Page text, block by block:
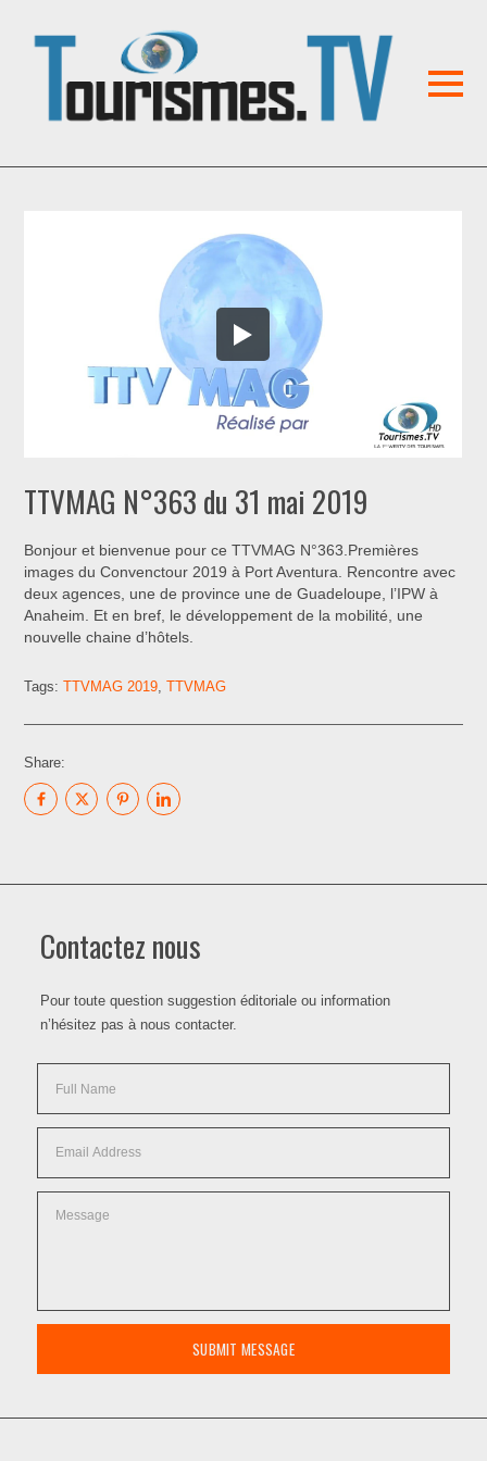
TTVMAG N°363 du 31 mai 2019
Bonjour et bienvenue pour ce TTVMAG N°363.Premières
images du Convenctour 2019 à Port Aventura. Rencontre avec
deux agences, une de province une de Guadeloupe, l’IPW à
Anaheim. Et en bref, le développement de la mobilité, une
nouvelle chaine d’hôtels.
Tags:TTVMAG 2019 ,TTVMAG
Share:
Contactez nous
Pour toute question suggestion éditoriale ou information
n’hésitez pas à nous contacter.
SUBMIT MESSAGE